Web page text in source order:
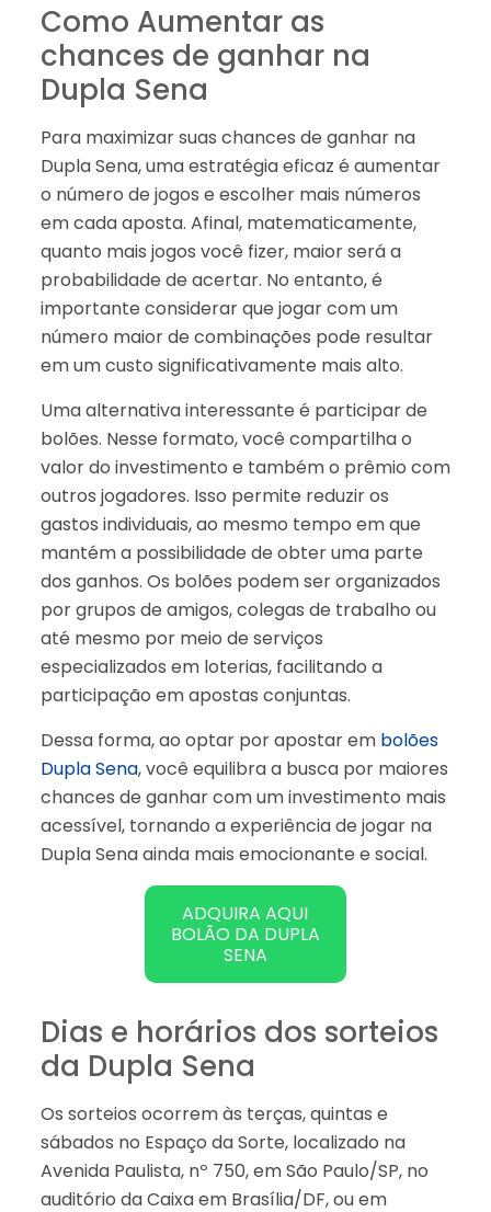
Como Aumentar as
chances de ganhar na
Dupla Sena
Para maximizar suas chances de ganhar na
Dupla Sena, uma estratégia eficaz é aumentar
o número de jogos e escolher mais números
em cada aposta. Afinal, matematicamente,
quanto mais jogos você fizer, maior será a
probabilidade de acertar. No entanto, é
importante considerar que jogar com um
número maior de combinações pode resultar
em um custo significativamente mais alto.
Uma alternativa interessante é participar de
bolões. Nesse formato, você compartilha o
valor do investimento e também o prêmio com
outros jogadores. Isso permite reduzir os
gastos individuais, ao mesmo tempo em que
mantém a possibilidade de obter uma parte
dos ganhos. Os bolões podem ser organizados
por grupos de amigos, colegas de trabalho ou
até mesmo por meio de serviços
especializados em loterias, facilitando a
participação em apostas conjuntas.
Dessa forma, ao optar por apostar em bolões
Dupla Sena, você equilibra a busca por maiores
chances de ganhar com um investimento mais
acessível, tornando a experiência de jogar na
Dupla Sena ainda mais emocionante e social.
ADQUIRA AQUI
BOLÃO DA DUPLA
SENA
Dias e horários dos sorteios
da Dupla Sena
Os sorteios ocorrem às terças, quintas e
sábados no Espaço da Sorte, localizado na
Avenida Paulista, nº 750, em São Paulo/SP, no
auditório da Caixa em Brasília/DF, ou em